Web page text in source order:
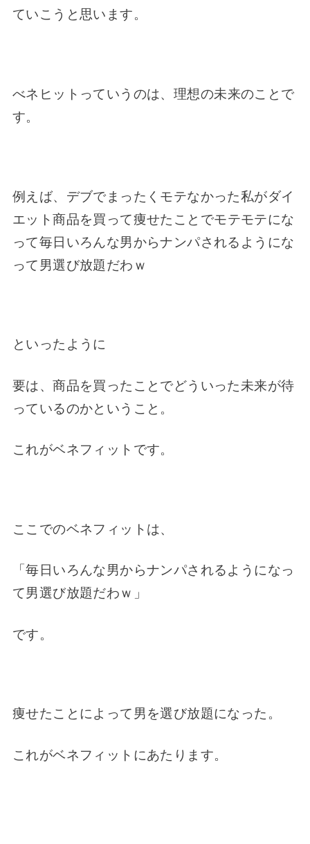
o
k
e
ていこうと思います。
べネヒットっていうのは、 理想の未来のことで
す。
例えば、デブでまったくモテなかった私がダイ
エット商品を買って痩せたことでモテモテにな
って毎日いろんな男からナンパされるようにな
って男選び放題だわｗ
といったように
要は、商品を買ったことでどういった未来が待
っているのかということ。
これがベネフィットです。
ここでのベネフィットは、
「毎日いろんな男からナンパされるようになっ
て男選び放題だわｗ」
です。
痩せたことによって男を選び放題になった。
これがベネフィットにあたります。